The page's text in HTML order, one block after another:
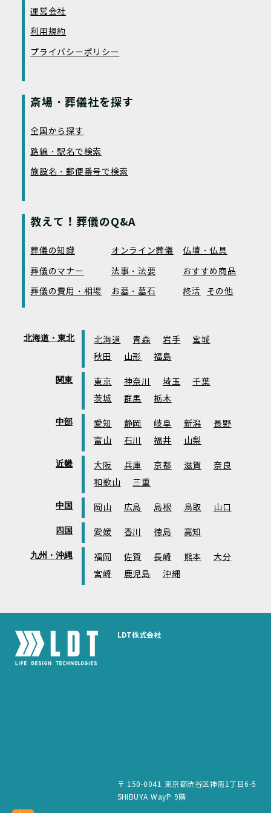
運営会社
利用規約
プライバシーポリシー
斎場・葬儀社を探す
全国から探す
路線・駅名で検索
施設名・郵便番号で検索
教えて！葬儀のQ&A
葬儀の知識 オンライン葬儀
仏壇・仏具
葬儀のマナー
法事・法要
おすすめ商品
葬儀の費用・相場
お墓・墓石 終活 その他
北海道・東北 北海道 青森 岩手
宮城
秋田
山形 福島
関東 東京 神奈川 埼玉
千葉
茨城
群馬 栃木
中部 愛知 静岡 岐阜 新潟
長野
富山
石川 福井 山梨
近畿 大阪 兵庫 京都 滋賀
奈良
和歌山
三重
中国 岡山 広島 島根 鳥取 山口
四国 愛媛 香川 徳島 高知
九州・沖縄 福岡 佐賀 長崎 熊本
大分
宮崎
鹿児島 沖縄
LDT株式会社
〒 150-0041 東京都渋谷区神南1丁目6-5
SHIBUYA WayP 9階